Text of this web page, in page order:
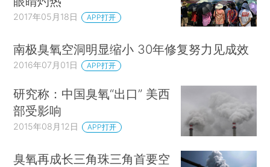
2017年05月18日 APP打开
南极臭氧空洞明显缩小 30年修复努力见成效
2016年07月01日 APP打开
研究称：中国臭氧“出口” 美西
部受影响
2015年08月12日 APP打开
臭氧再成长三角珠三角首要空